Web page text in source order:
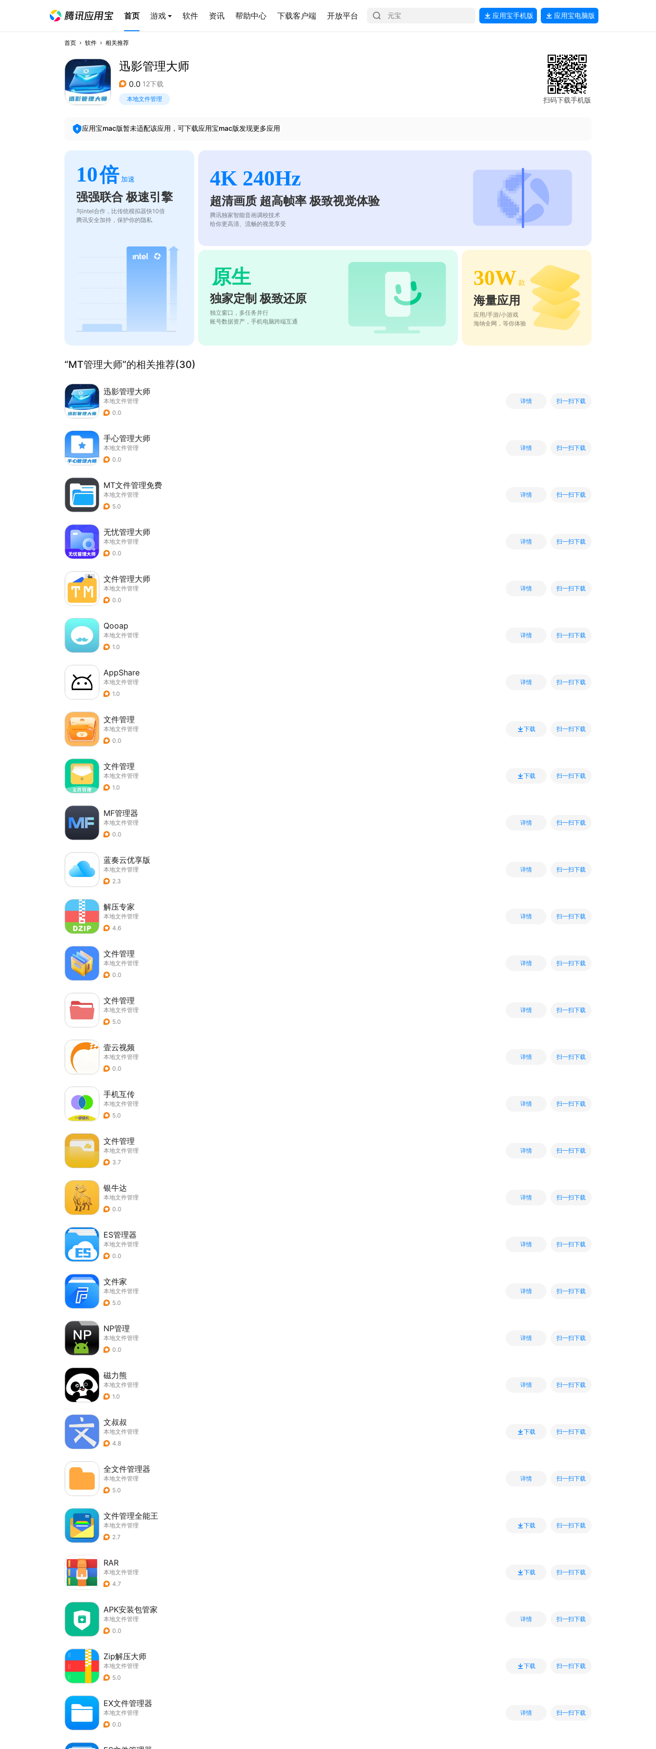
首页 游戏 软件 资讯 帮助中心 下载客户端 开放平台 应用宝手机版 应用宝电脑版
首页 软件 相关推荐
迅影管理大师
0.0 12下载
本地文件管理 扫码下载手机版
应用宝mac版暂未适配该应用，可下载应用宝mac版发现更多应用
10倍 加速
强强联合 极速引擎
与intel合作，比传统模拟器快10倍
腾讯安全加持，保护你的隐私
4K 240Hz
超清画质 超高帧率 极致视觉体验
腾讯独家智能音画调校技术
给你更高清、流畅的视觉享受
原生
独家定制 极致还原
独立窗口，多任务并行
账号数据资产，手机电脑跨端互通
30W 款
海量应用
应用/手游/小游戏
海纳全网，等你体验
“MT管理大师”的相关推荐(30)
迅影管理大师
本地文件管理
0.0
详情 扫一扫下载
手心管理大师
本地文件管理
0.0
详情 扫一扫下载
MT文件管理免费
本地文件管理
5.0
详情 扫一扫下载
无忧管理大师
本地文件管理
0.0
详情 扫一扫下载
文件管理大师
本地文件管理
0.0
详情 扫一扫下载
Qooap
本地文件管理
1.0
详情 扫一扫下载
AppShare
本地文件管理
1.0
详情 扫一扫下载
文件管理
本地文件管理
0.0
下载 扫一扫下载
文件管理
本地文件管理
1.0
下载 扫一扫下载
MF管理器
本地文件管理
0.0
详情 扫一扫下载
蓝奏云优享版
本地文件管理
2.3
详情 扫一扫下载
解压专家
本地文件管理
4.6
详情 扫一扫下载
文件管理
本地文件管理
0.0
详情 扫一扫下载
文件管理
本地文件管理
5.0
详情 扫一扫下载
壹云视频
本地文件管理
0.0
详情 扫一扫下载
手机互传
本地文件管理
5.0
详情 扫一扫下载
文件管理
本地文件管理
3.7
详情 扫一扫下载
银牛达
本地文件管理
0.0
详情 扫一扫下载
ES管理器
本地文件管理
0.0
详情 扫一扫下载
文件家
本地文件管理
5.0
详情 扫一扫下载
NP管理
本地文件管理
0.0
详情 扫一扫下载
磁力熊
本地文件管理
1.0
详情 扫一扫下载
文叔叔
本地文件管理
4.8
下载 扫一扫下载
全文件管理器
本地文件管理
5.0
详情 扫一扫下载
文件管理全能王
本地文件管理
2.7
下载 扫一扫下载
RAR
本地文件管理
4.7
下载 扫一扫下载
APK安装包管家
本地文件管理
0.0
详情 扫一扫下载
Zip解压大师
本地文件管理
5.0
下载 扫一扫下载
EX文件管理器
本地文件管理
0.0
详情 扫一扫下载